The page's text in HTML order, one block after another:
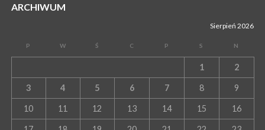
ARCHIWUM
Sierpień 2026
P W Ś C P S N
1 2
3 4 5 6 7 8 9
10 11 12 13 14 15 16